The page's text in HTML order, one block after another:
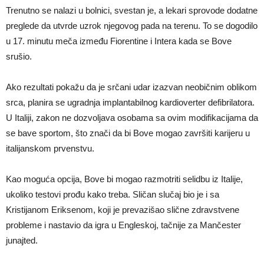
Trenutno se nalazi u bolnici, svestan je, a lekari sprovode dodatne
preglede da utvrde uzrok njegovog pada na terenu. To se dogodilo
u 17. minutu meča između Fiorentine i Intera kada se Bove
srušio.
Ako rezultati pokažu da je srčani udar izazvan neobičnim oblikom
srca, planira se ugradnja implantabilnog kardioverter defibrilatora.
U Italiji, zakon ne dozvoljava osobama sa ovim modifikacijama da
se bave sportom, što znači da bi Bove mogao završiti karijeru u
italijanskom prvenstvu.
Kao moguća opcija, Bove bi mogao razmotriti selidbu iz Italije,
ukoliko testovi prođu kako treba. Sličan slučaj bio je i sa
Kristijanom Eriksenom, koji je prevazišao slične zdravstvene
probleme i nastavio da igra u Engleskoj, tačnije za Mančester
junajted.